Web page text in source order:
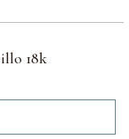
18k